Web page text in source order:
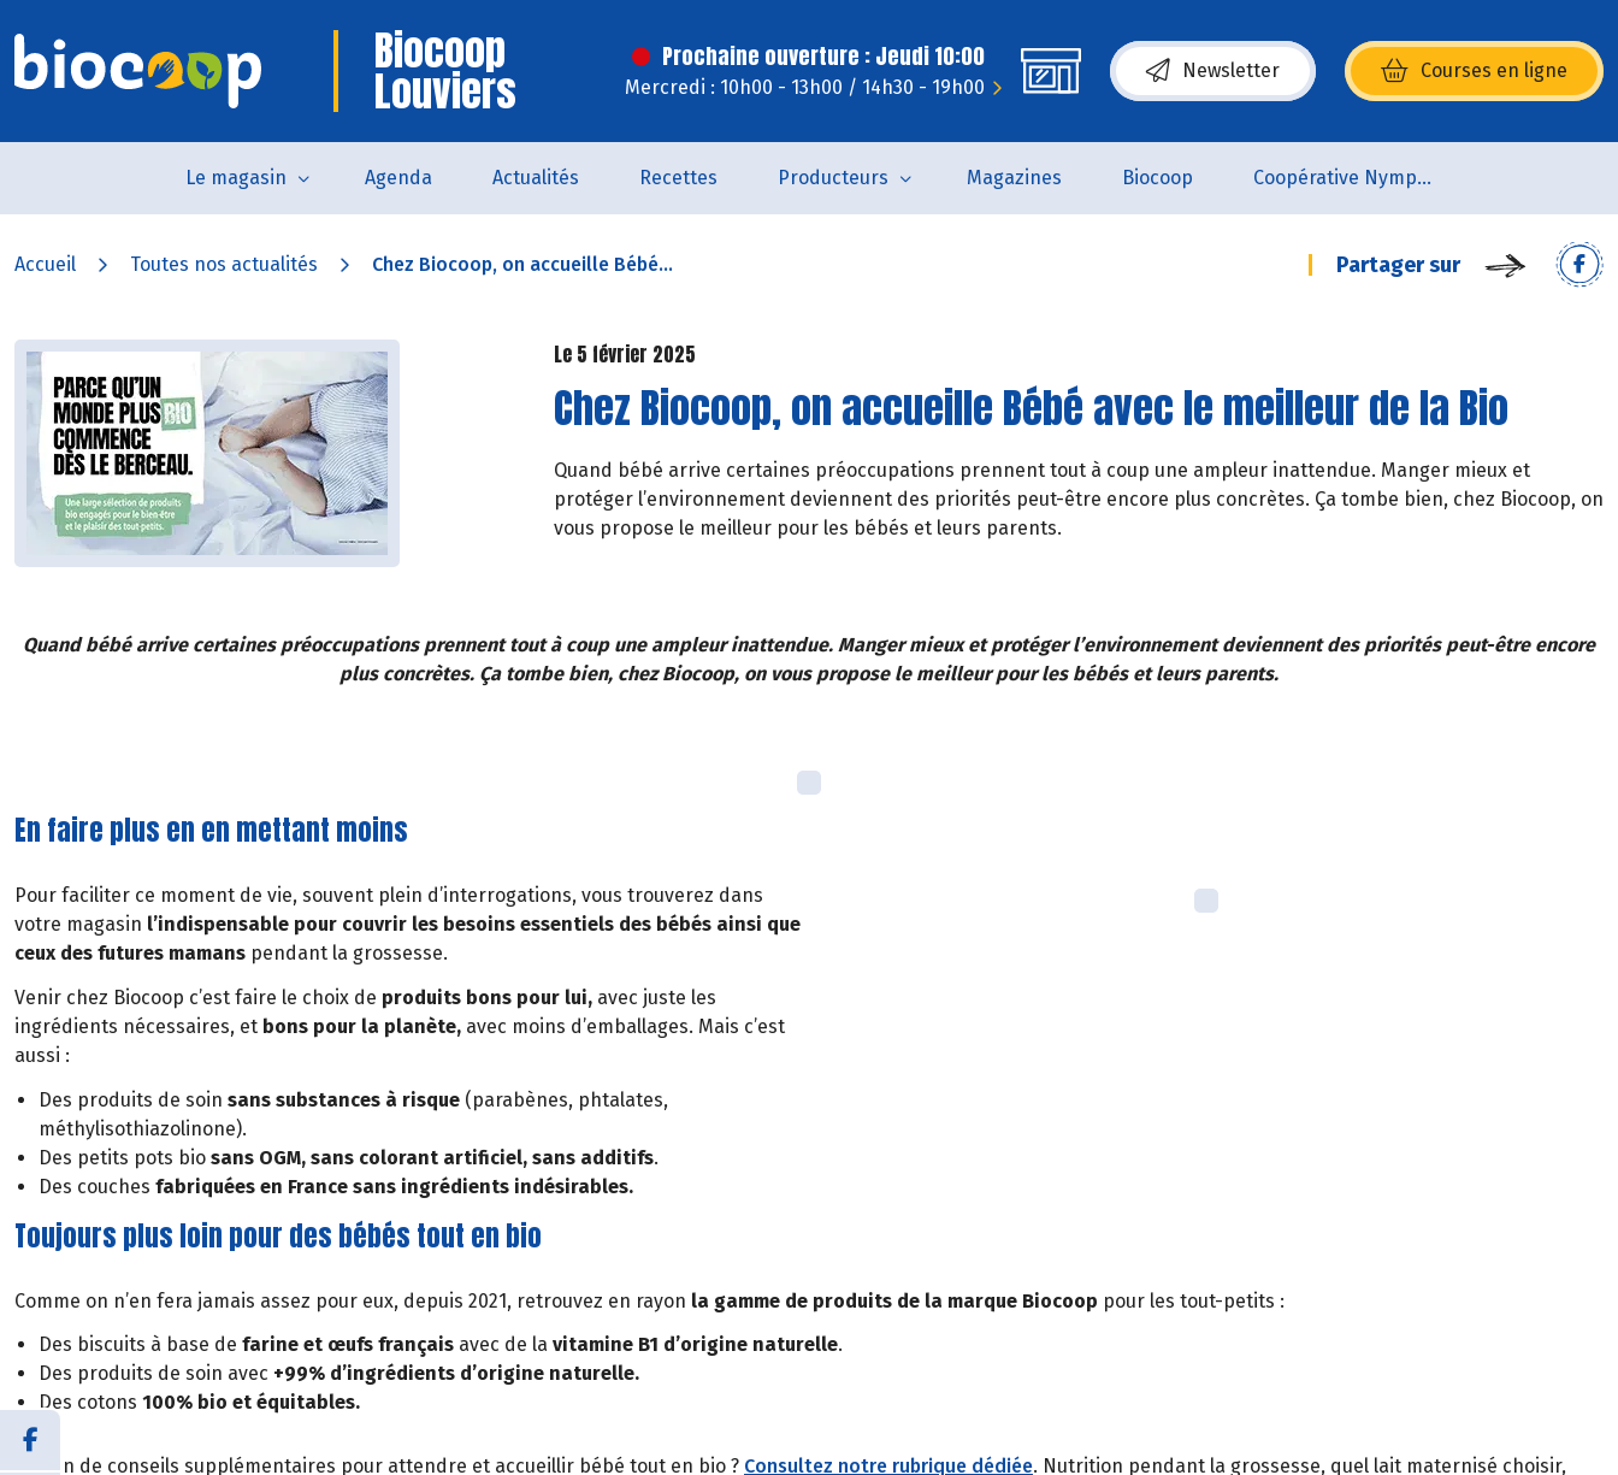
Biocoop
Louviers
Prochaine ouverture : Jeudi 10:00
Mercredi : 10h00 - 13h00 / 14h30 - 19h00
Newsletter Courses en ligne
(s’ouvre dans une nouvelle fenêtre)
Le magasin Agenda Actualités Recettes Producteurs Magazines Biocoop Coopérative Nymphéa
Accueil Toutes nos actualités Chez Biocoop, on accueille Bébé... Partager sur
Le 5 février 2025
Chez Biocoop, on accueille Bébé avec le meilleur de la Bio
Quand bébé arrive certaines préoccupations prennent tout à coup une ampleur inattendue. Manger mieux et
protéger l’environnement deviennent des priorités peut-être encore plus concrètes. Ça tombe bien, chez Biocoop, on
vous propose le meilleur pour les bébés et leurs parents.
Quand bébé arrive certaines préoccupations prennent tout à coup une ampleur inattendue. Manger mieux et protéger l’environnement deviennent des priorités peut-être encore
plus concrètes. Ça tombe bien, chez Biocoop, on vous propose le meilleur pour les bébés et leurs parents.
En faire plus en en mettant moins
Pour faciliter ce moment de vie, souvent plein d’interrogations, vous trouverez dans
votre magasin l’indispensable pour couvrir les besoins essentiels des bébés ainsi que
ceux des futures mamans pendant la grossesse.
Venir chez Biocoop c’est faire le choix de produits bons pour lui, avec juste les
ingrédients nécessaires, et bons pour la planète, avec moins d’emballages. Mais c’est
aussi :
Des produits de soin sans substances à risque (parabènes, phtalates,
méthylisothiazolinone).
Des petits pots bio sans OGM, sans colorant artificiel, sans additifs.
Des couches fabriquées en France sans ingrédients indésirables.
Toujours plus loin pour des bébés tout en bio
Comme on n’en fera jamais assez pour eux, depuis 2021, retrouvez en rayon la gamme de produits de la marque Biocoop pour les tout-petits :
Des biscuits à base de farine et œufs français avec de la vitamine B1 d’origine naturelle.
Des produits de soin avec +99% d’ingrédients d’origine naturelle.
Des cotons 100% bio et équitables.
Besoin de conseils supplémentaires pour attendre et accueillir bébé tout en bio ? Consultez notre rubrique dédiée. Nutrition pendant la grossesse, quel lait maternisé choisir,